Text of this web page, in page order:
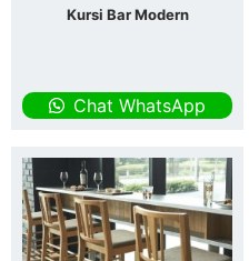
Kursi Bar Modern
Chat WhatsApp